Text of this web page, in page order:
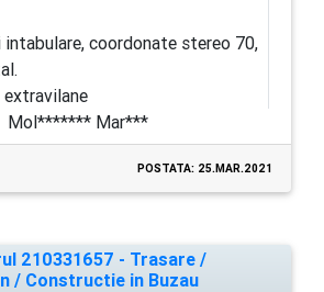
coordonate stereo 70,
extravilane
Mol******* Mar***
POSTATA: 25.MAR.2021
210331657 - Trasare /
/ Constructie in Buzau